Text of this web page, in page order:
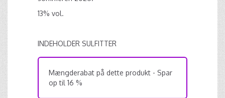
13% vol.
INDEHOLDER SULFITTER
Mængderabat på dette produkt - Spar
op til 16 %